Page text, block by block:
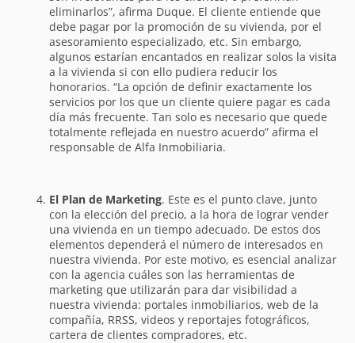
eliminarlos”, afirma Duque. El cliente entiende que
debe pagar por la promoción de su vivienda, por el
asesoramiento especializado, etc. Sin embargo,
algunos estarían encantados en realizar solos la visita
a la vivienda si con ello pudiera reducir los
honorarios. “La opción de definir exactamente los
servicios por los que un cliente quiere pagar es cada
día más frecuente. Tan solo es necesario que quede
totalmente reflejada en nuestro acuerdo” afirma el
responsable de Alfa Inmobiliaria.
El Plan de Marketing. Este es el punto clave, junto
con la elección del precio, a la hora de lograr vender
una vivienda en un tiempo adecuado. De estos dos
elementos dependerá el número de interesados en
nuestra vivienda. Por este motivo, es esencial analizar
con la agencia cuáles son las herramientas de
marketing que utilizarán para dar visibilidad a
nuestra vivienda: portales inmobiliarios, web de la
compañía, RRSS, videos y reportajes fotográficos,
cartera de clientes compradores, etc.